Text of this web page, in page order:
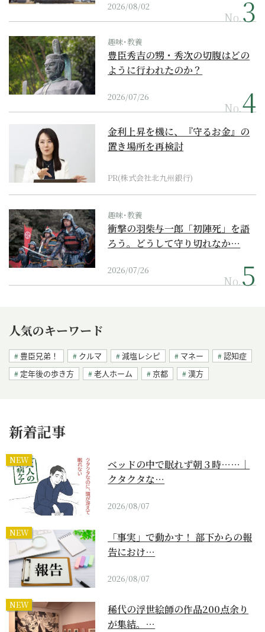
2026/08/02
No.
趣味･教養
豊臣秀吉の甥・秀次の切腹はどの
ように行われたのか？
2026/07/26
No.
金利上昇を機に、『守るお金』の
置き場所を再検討
PR(株式会社北九州銀行)
趣味･教養
衝撃の羽柴与一郎「初陣死」を語
ろう。どうして守り切れなか…
2026/07/26
No.
人気のキーワード
豊臣兄弟！ クルマ 減塩レシピ マネー
認知症
定年後の歩き方
老人ホーム 京都 漢方
新着記事
NEW
ベッドの中で眠れず朝３時……｜
クタクタな…
2026/08/07
NEW
「事実」で動かす！ 部下からの報
告におけ…
2026/08/07
NEW
稀代の浮世絵師の作品200点余り
が集結。…